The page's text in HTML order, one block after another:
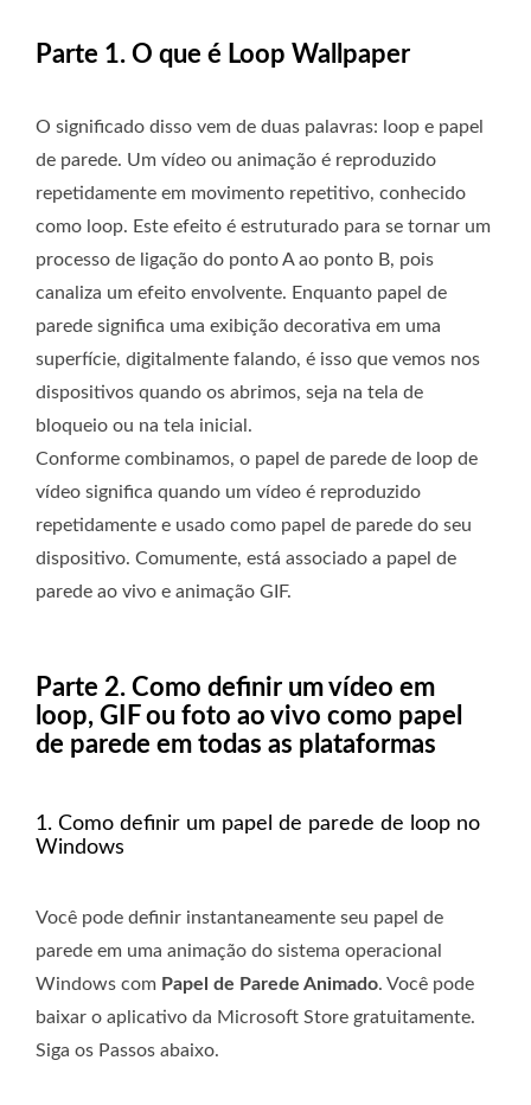
Parte 1. O que é Loop Wallpaper
O significado disso vem de duas palavras: loop e papel
de parede. Um vídeo ou animação é reproduzido
repetidamente em movimento repetitivo, conhecido
como loop. Este efeito é estruturado para se tornar um
processo de ligação do ponto A ao ponto B, pois
canaliza um efeito envolvente. Enquanto papel de
parede significa uma exibição decorativa em uma
superfície, digitalmente falando, é isso que vemos nos
dispositivos quando os abrimos, seja na tela de
bloqueio ou na tela inicial.
Conforme combinamos, o papel de parede de loop de
vídeo significa quando um vídeo é reproduzido
repetidamente e usado como papel de parede do seu
dispositivo. Comumente, está associado a papel de
parede ao vivo e animação GIF.
Parte 2. Como definir um vídeo em
loop, GIF ou foto ao vivo como papel
de parede em todas as plataformas
1. Como definir um papel de parede de loop no
Windows
Você pode definir instantaneamente seu papel de
parede em uma animação do sistema operacional
Windows com Papel de Parede Animado. Você pode
baixar o aplicativo da Microsoft Store gratuitamente.
Siga os Passos abaixo.